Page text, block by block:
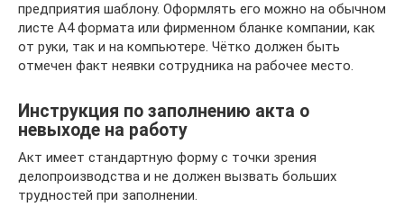
предприятия шаблону. Оформлять его можно на обычном
листе А4 формата или фирменном бланке компании, как
от руки, так и на компьютере. Чётко должен быть
отмечен факт неявки сотрудника на рабочее место.
Инструкция по заполнению акта о
невыходе на работу
Акт имеет стандартную форму с точки зрения
делопроизводства и не должен вызвать больших
трудностей при заполнении.